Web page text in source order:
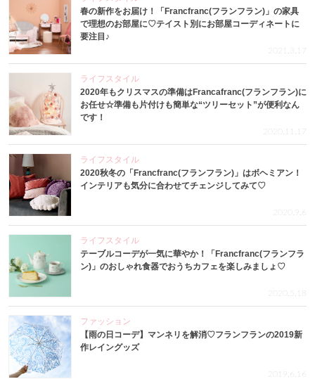
春の新作をお届け！「Francfranc(フランフラン)」の家具
で理想のお部屋に♡テイスト別にお部屋コーディネートに
要注目♪
2021.3.17
ライフスタイル
2020年もクリスマスの準備はFrancafranc(フランフラン)に
お任せ☆準備も片付けも簡単な“ツリーセット”が便利なん
です！
2020.11.17
ライフスタイル
2020秋冬の「Francfranc(フランフラン)」はボヘミアン！
インテリアも気分に合わせてチェンジしてみて♡
2020.9.6
ライフスタイル
テーブルコーデが一気に華やか！「Francfranc(フランフラ
ン)」のおしゃれ食器でおうちカフェを楽しみましょ♡
2020.5.18
ファッション
【雨の日コーデ】マンネリを解消♡フランフランの2019新
作レイングッズ
2019.6.16